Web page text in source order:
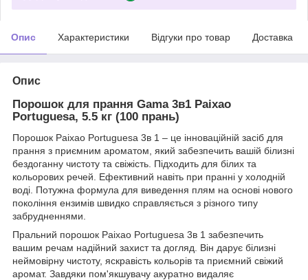
Опис Характеристики Відгуки про товар Доставка
Опис
Порошок для прання Gama 3в1 Paixao
Portuguesa, 5.5 кг (100 прань)
Порошок Paixao Portuguesa 3в 1 – це інноваційній засіб для
прання з приємним ароматом, який забезпечить вашій білизні
бездоганну чистоту та свіжість. Підходить для білих та
кольорових речей. Ефективний навіть при пранні у холодній
воді. Потужна формула для виведення плям на основі нового
покоління ензимів швидко справляється з різного типу
забрудненнями.
Пральний порошок Paixao Portuguesa 3в 1 забезпечить
вашим речам надійний захист та догляд. Він дарує білизні
неймовірну чистоту, яскравість кольорів та приємний свіжий
аромат. Завдяки пом'якшувачу акуратно видаляє